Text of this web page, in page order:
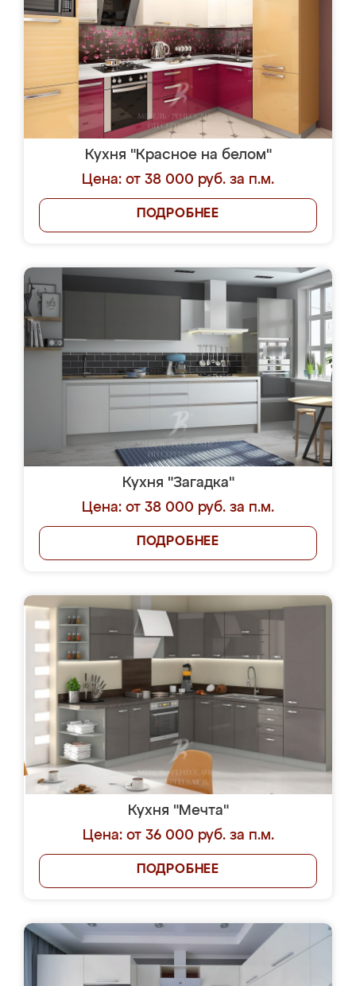
Кухня "Красное на белом"
Цена: от 38 000 руб. за п.м.
ПОДРОБНЕЕ
Кухня "Загадка"
Цена: от 38 000 руб. за п.м.
ПОДРОБНЕЕ
Кухня "Мечта"
Цена: от 36 000 руб. за п.м.
ПОДРОБНЕЕ